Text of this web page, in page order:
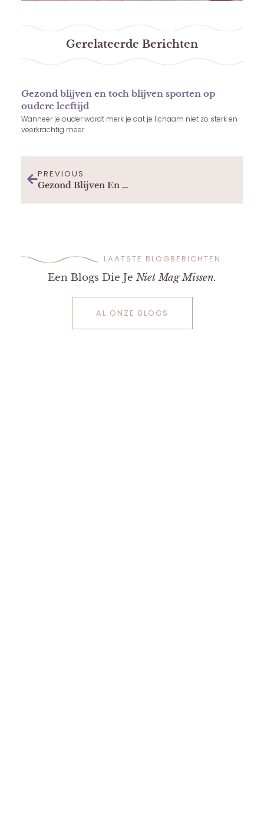
Gerelateerde Berichten
Gezond blijven en toch blijven sporten op
oudere leeftijd
Wanneer je ouder wordt merk je dat je lichaam niet zo sterk en
veerkrachtig meer
PREVIOUS
Gezond Blijven En Toch Blijven Sporten Op Oudere Leeftijd
LAATSTE BLOGBERICHTEN
Een Blogs Die Je Niet Mag Missen.
AL ONZE BLOGS